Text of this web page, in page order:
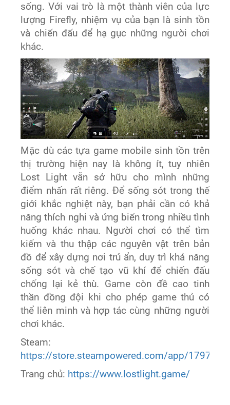
sống. Với vai trò là một thành viên của lực
lượng Firefly, nhiệm vụ của bạn là sinh tồn
và chiến đấu để hạ gục những người chơi
khác.
Mặc dù các tựa game mobile sinh tồn trên
thị trường hiện nay là không ít, tuy nhiên
Lost Light vẫn sở hữu cho mình những
điểm nhấn rất riêng. Để sống sót trong thế
giới khắc nghiệt này, bạn phải cần có khả
năng thích nghi và ứng biến trong nhiều tình
huống khác nhau. Người chơi có thể tìm
kiếm và thu thập các nguyên vật trên bản
đồ để xây dựng nơi trú ẩn, duy trì khả năng
sống sót và chế tạo vũ khí để chiến đấu
chống lại kẻ thù. Game còn đề cao tinh
thần đồng đội khi cho phép game thủ có
thể liên minh và hợp tác cùng những người
chơi khác.
Steam:
https://store.steampowered.com/app/
Trang chủ: https://www.lostlight.game/